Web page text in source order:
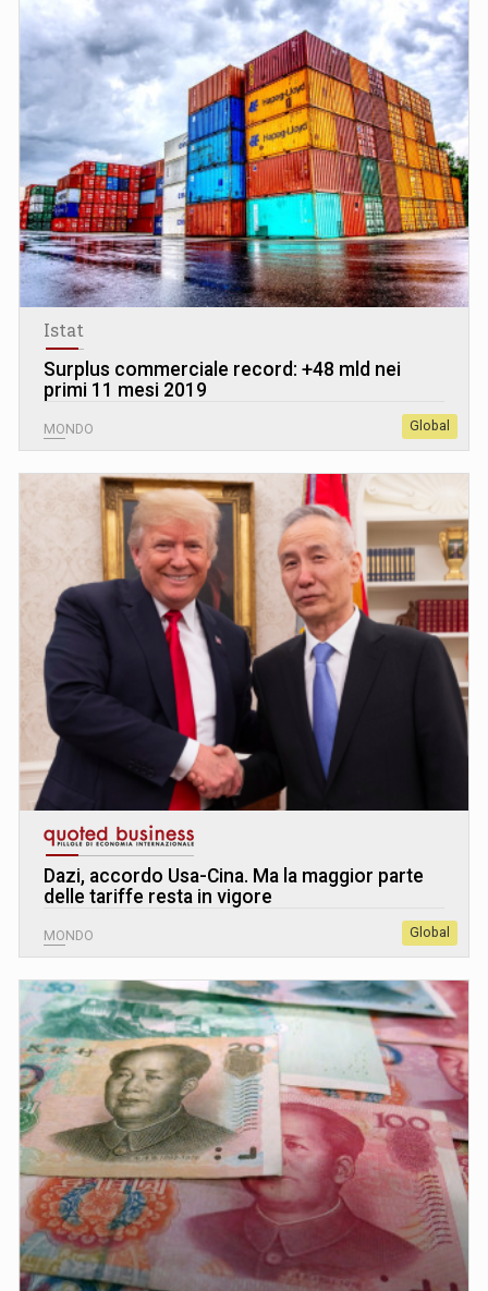
Istat
Surplus commerciale record: +48 mld nei
primi 11 mesi 2019
MONDO Global
Dazi, accordo Usa-Cina. Ma la maggior parte
delle tariffe resta in vigore
MONDO Global